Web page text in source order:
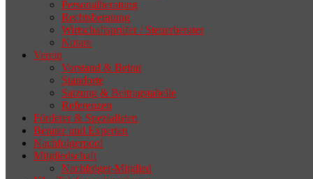
Personalberatung
Rechtsberatung
Wirtschaftsprüfer / Steuerberater
Notare
Verein
Vorstand & Beirat
Standorte
Satzung & Beitragstabelle
Referenzen
Förderer & Spezialisten
Berater und Experten
Nachfolgerpool
Mitgliedschaft
Nachfolger-Mitglied